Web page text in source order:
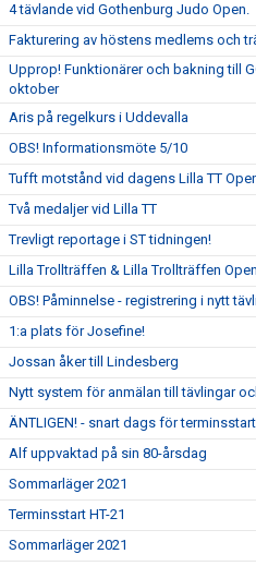
4 tävlande vid Gothenburg Judo Open.
Fakturering av höstens medlems och
Upprop! Funktionärer och bakning till
oktober
Aris på regelkurs i Uddevalla
OBS! Informationsmöte 5/10
Tufft motstånd vid dagens Lilla TT
Två medaljer vid Lilla TT
Trevligt reportage i ST tidningen!
Lilla Trollträffen & Lilla Trollträffen
OBS! Påminnelse - registrering i nytt
1:a plats för Josefine!
Jossan åker till Lindesberg
Nytt system för anmälan till tävlingar
ÄNTLIGEN! - snart dags för
Alf uppvaktad på sin 80-årsdag
Sommarläger 2021
Terminsstart HT-21
Sommarläger 2021